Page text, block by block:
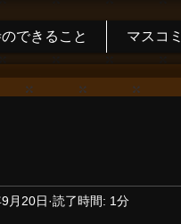
できること マスコ
月20日 読了時間: 1分